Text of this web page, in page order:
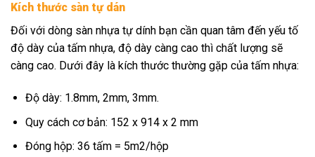
Kích thước sàn tự dán
Đối với dòng sàn nhựa tự dính bạn cần quan tâm đến yếu tố
độ dày của tấm nhựa, độ dày càng cao thì chất lượng sẽ
càng cao. Dưới đây là kích thước thường gặp của tấm nhựa:
Độ dày: 1.8mm, 2mm, 3mm.
Quy cách cơ bản: 152 x 914 x 2 mm
Đóng hộp: 36 tấm = 5m2/hộp